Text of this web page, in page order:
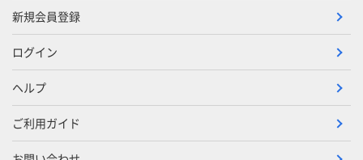
新規会員登録
ログイン
ヘルプ
ご利用ガイド